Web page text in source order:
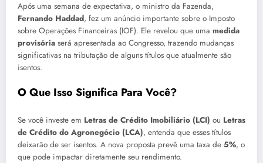
Após uma semana de expectativa, o ministro da Fazenda,
Fernando Haddad, fez um anúncio importante sobre o Imposto
sobre Operações Financeiras (IOF). Ele revelou que uma medida
provisória será apresentada ao Congresso, trazendo mudanças
significativas na tributação de alguns títulos que atualmente são
isentos.
O Que Isso Significa Para Você?
Se você investe em Letras de Crédito Imobiliário (LCI) ou Letras
de Crédito do Agronegócio (LCA), entenda que esses títulos
deixarão de ser isentos. A nova proposta prevê uma taxa de 5%, o
que pode impactar diretamente seu rendimento.